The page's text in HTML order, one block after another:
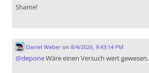
Shame!
Daniel Weberon 8/4/2026, 9:43:14 PM
@deponeWäre einen Versuch wert gewesen.